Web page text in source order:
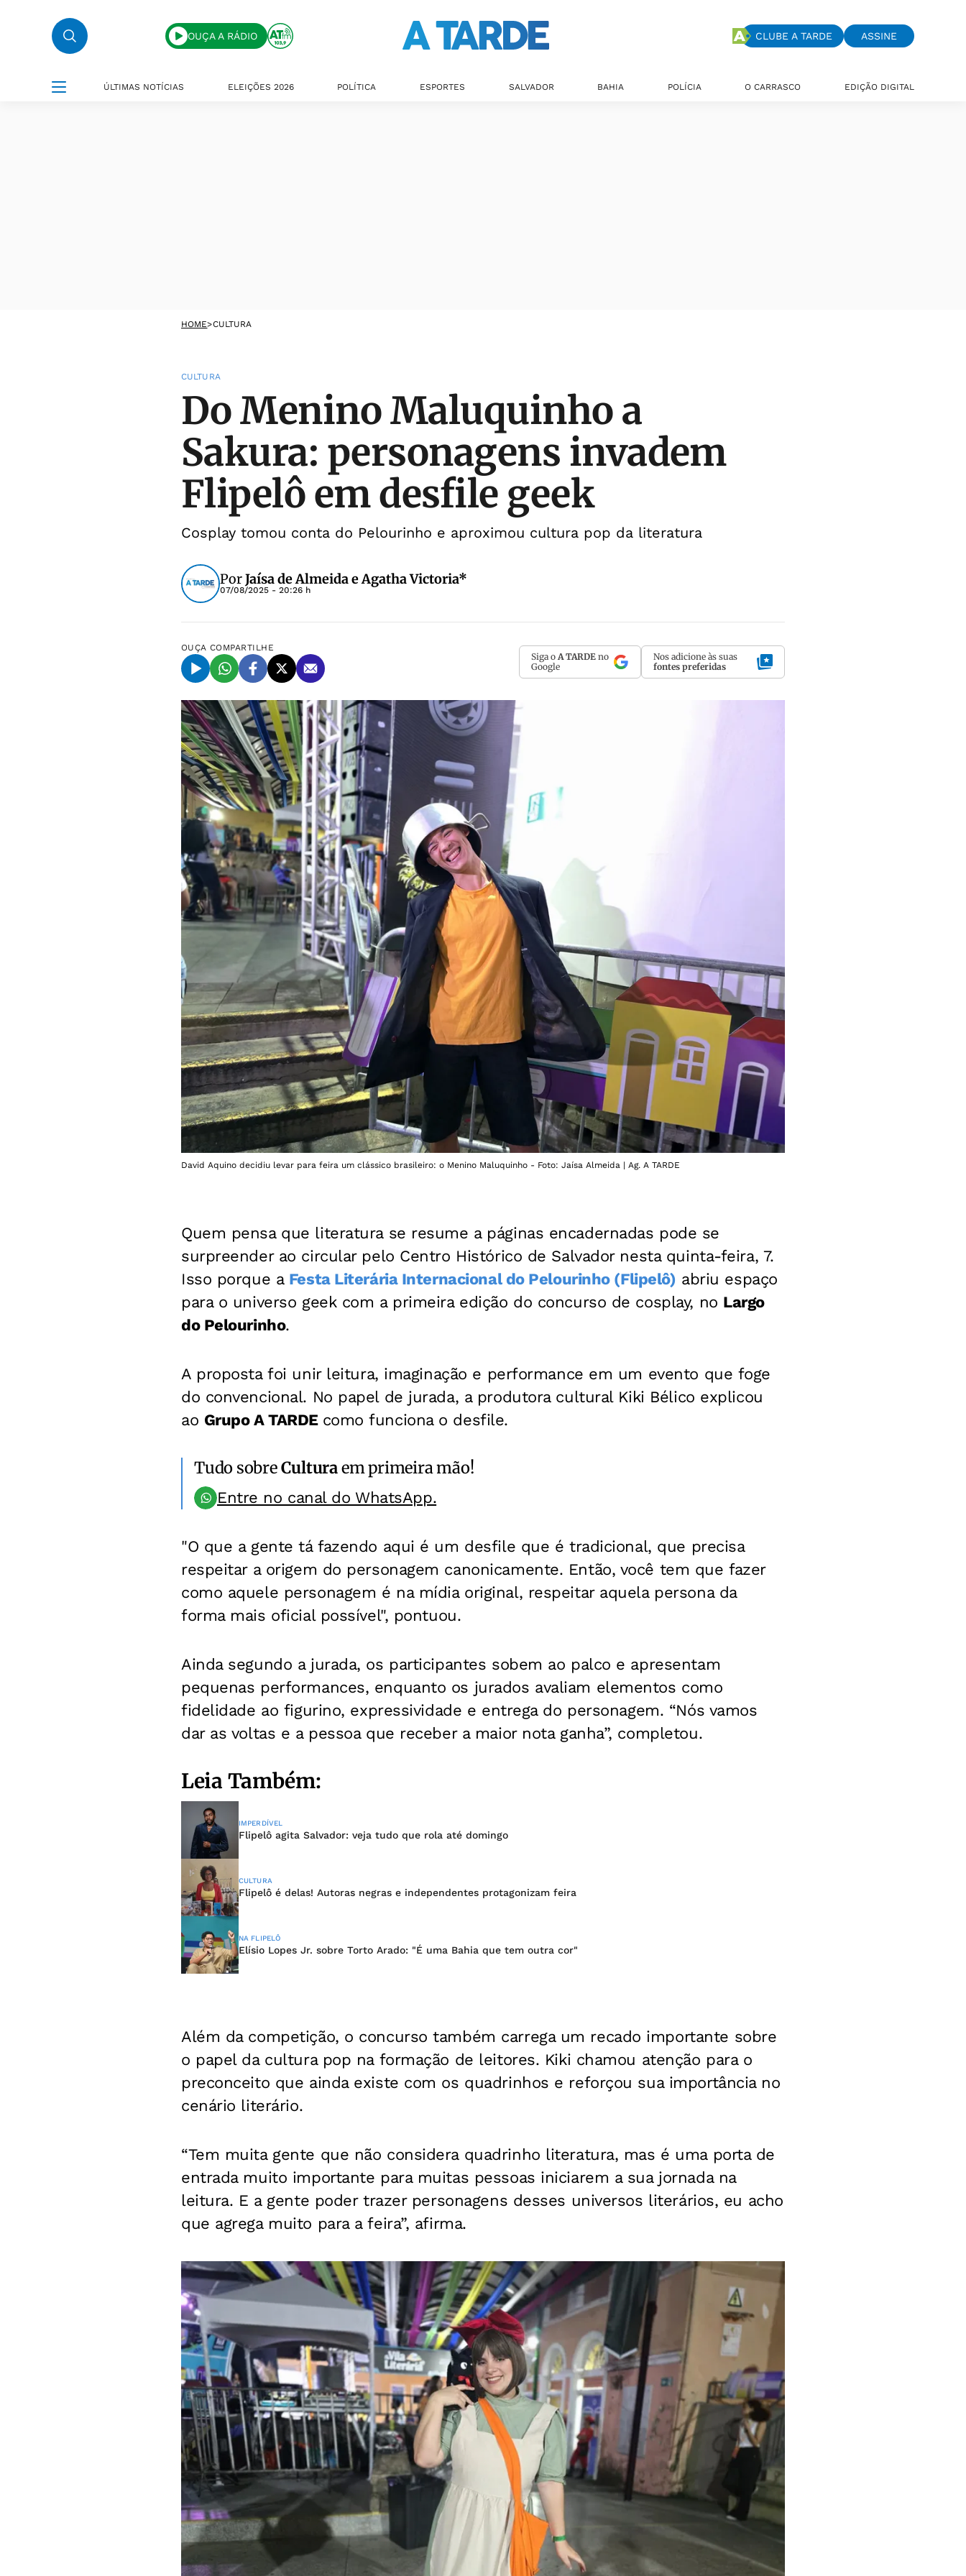
OUÇA A RÁDIO CLUBE A TARDE ASSINE
ÚLTIMAS NOTÍCIAS ELEIÇÕES 2026 POLÍTICA ESPORTES SALVADOR BAHIA POLÍCIA O CARRASCO EDIÇÃO DIGITAL
HOME>CULTURA
CULTURA
Do Menino Maluquinho a
Sakura: personagens invadem
Flipelô em desfile geek
Cosplay tomou conta do Pelourinho e aproximou cultura pop da literatura
PorJaísa de Almeida e Agatha Victoria*
07/08/2025 - 20:26 h
OUÇA COMPARTILHE
Siga o A TARDE no
Google
Nos adicione às suas
fontes preferidas
David Aquino decidiu levar para feira um clássico brasileiro: o Menino Maluquinho - Foto: Jaísa Almeida | Ag. A TARDE
Quem pensa que literatura se resume a páginas encadernadas pode se
surpreender ao circular pelo Centro Histórico de Salvador nesta quinta-feira, 7.
Isso porque a Festa Literária Internacional do Pelourinho (Flipelô) abriu espaço
para o universo geek com a primeira edição do concurso de cosplay, no Largo
do Pelourinho.
A proposta foi unir leitura, imaginação e performance em um evento que foge
do convencional. No papel de jurada, a produtora cultural Kiki Bélico explicou
ao Grupo A TARDE como funciona o desfile.
Tudo sobreCulturaem primeira mão!
Entre no canal do WhatsApp.
"O que a gente tá fazendo aqui é um desfile que é tradicional, que precisa
respeitar a origem do personagem canonicamente. Então, você tem que fazer
como aquele personagem é na mídia original, respeitar aquela persona da
forma mais oficial possível", pontuou.
Ainda segundo a jurada, os participantes sobem ao palco e apresentam
pequenas performances, enquanto os jurados avaliam elementos como
fidelidade ao figurino, expressividade e entrega do personagem. “Nós vamos
dar as voltas e a pessoa que receber a maior nota ganha”, completou.
Leia Também:
IMPERDÍVEL
Flipelô agita Salvador: veja tudo que rola até domingo
CULTURA
Flipelô é delas! Autoras negras e independentes protagonizam feira
NA FLIPELÔ
Elísio Lopes Jr. sobre Torto Arado: "É uma Bahia que tem outra cor"
Além da competição, o concurso também carrega um recado importante sobre
o papel da cultura pop na formação de leitores. Kiki chamou atenção para o
preconceito que ainda existe com os quadrinhos e reforçou sua importância no
cenário literário.
“Tem muita gente que não considera quadrinho literatura, mas é uma porta de
entrada muito importante para muitas pessoas iniciarem a sua jornada na
leitura. E a gente poder trazer personagens desses universos literários, eu acho
que agrega muito para a feira”, afirma.